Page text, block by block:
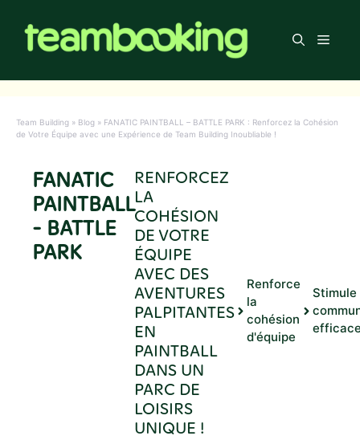
contenu
Menu
Team Building » Blog » FANATIC PAINTBALL – BATTLE PARK : Renforcez la Cohésion
de Votre Équipe avec une Expérience de Team Building Inoubliable !
FANATIC
PAINTBALL
- BATTLE
PARK
RENFORCEZ
LA
COHÉSION
DE VOTRE
ÉQUIPE
AVEC DES
AVENTURES
PALPITANTES
EN
PAINTBALL
DANS UN
PARC DE
LOISIRS
UNIQUE !
Renforce
la
cohésion
d'équipe
Stimule